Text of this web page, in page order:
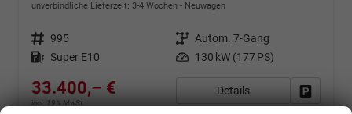
unverbindliche Lieferzeit: 3-4 Wochen Neuwagen
995
Autom. 7-Gang
Super E10
130 kW (177 PS)
33.400,– €
incl. 19% MwSt.
Details